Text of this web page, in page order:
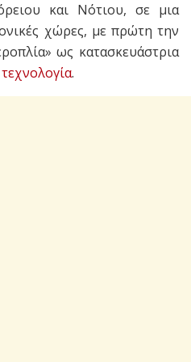
και Νότιου, σε μια
χώρες, με πρώτη την
ως κατασκευάστρια
τεχνολογία.